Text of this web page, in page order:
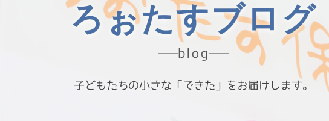
ろぉたすブログ
blog
子どもたちの小さな「できた」をお届けします。